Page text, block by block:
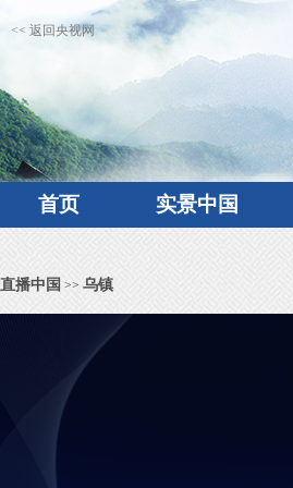
<< 返回央视网
首页 实景中国
直播中国 >> 乌镇